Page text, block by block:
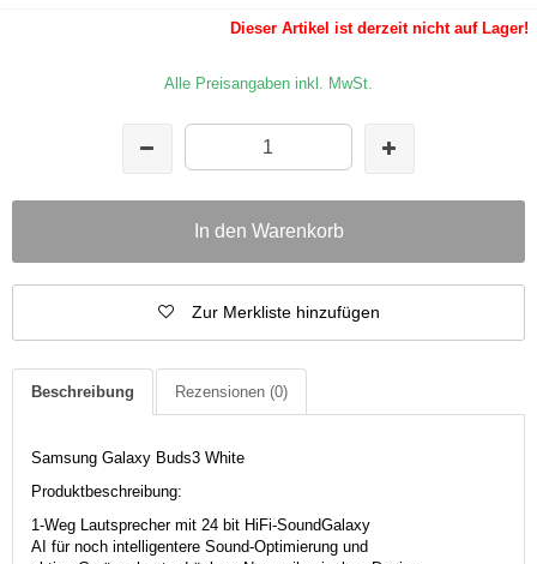
Dieser Artikel ist derzeit nicht auf Lager!
Alle Preisangaben inkl. MwSt.
In den Warenkorb
Zur Merkliste hinzufügen
Beschreibung Rezensionen (0)
Samsung Galaxy Buds3 White
Produktbeschreibung:
1-Weg Lautsprecher mit 24 bit HiFi-SoundGalaxy
AI für noch intelligentere Sound-Optimierung und